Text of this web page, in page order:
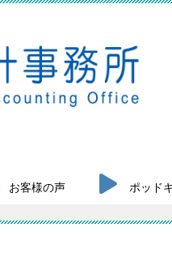
客様の声 ポッド